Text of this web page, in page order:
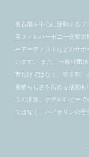
名古屋を中心に活動する
屋フィルハーモニー交響
ーアーティストなどのサ
います。 また、一般社団
市だけではなく、岐阜県
素晴らしさを広める活動
での演奏、ホテルロビー
ではなく、バイオリンの音